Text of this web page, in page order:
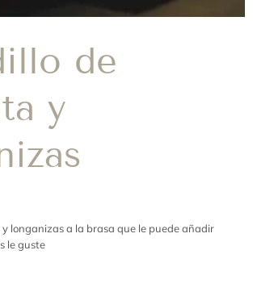
de
y
longanizas a la brasa que le puede añadir
le guste